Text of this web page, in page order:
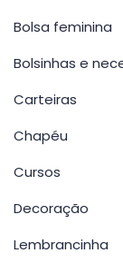
Bolsa feminina
Bolsinhas e
Carteiras
Chapéu
Cursos
Decoração
Lembrancinha